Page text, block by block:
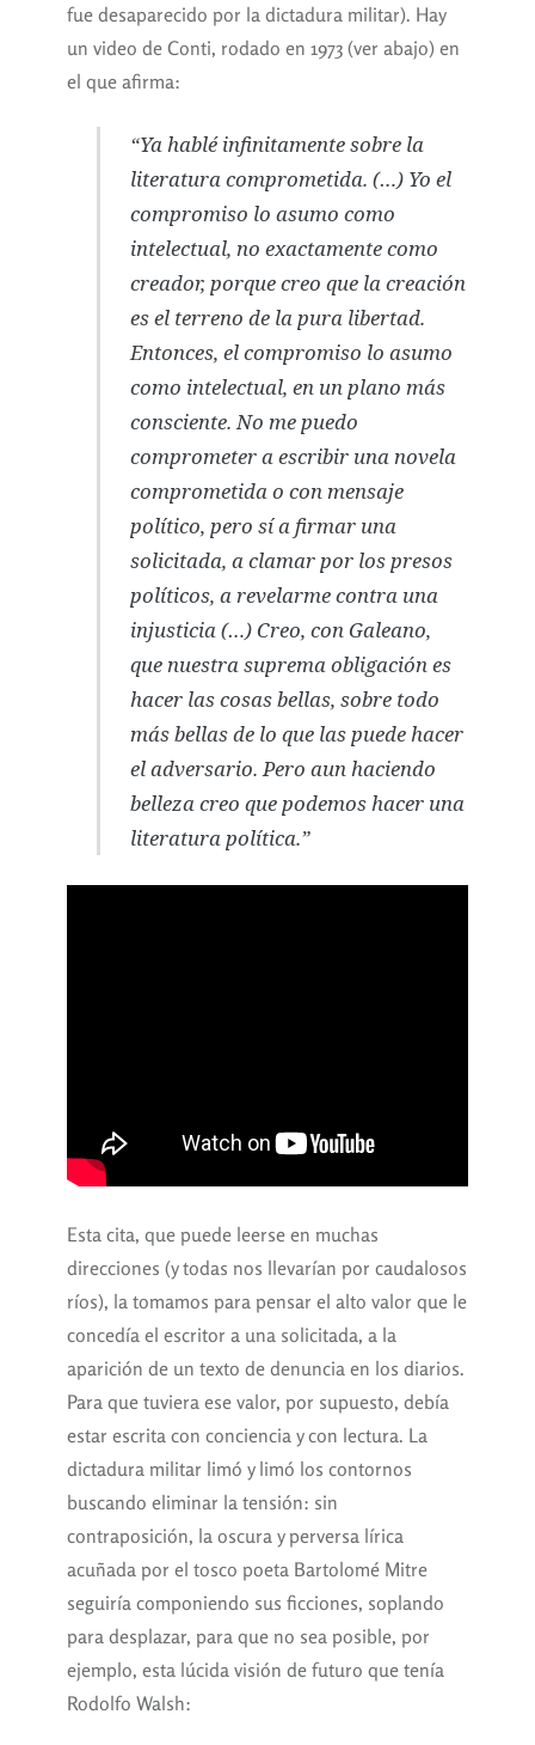
fue desaparecido por la dictadura militar). Hay
un video de Conti, rodado en 1973 (ver abajo) en
el que afirma:
“Ya hablé infinitamente sobre la
literatura comprometida. (…) Yo el
compromiso lo asumo como
intelectual, no exactamente como
creador, porque creo que la creación
es el terreno de la pura libertad.
Entonces, el compromiso lo asumo
como intelectual, en un plano más
consciente. No me puedo
comprometer a escribir una novela
comprometida o con mensaje
político, pero sí a firmar una
solicitada, a clamar por los presos
políticos, a revelarme contra una
injusticia (…) Creo, con Galeano,
que nuestra suprema obligación es
hacer las cosas bellas, sobre todo
más bellas de lo que las puede hacer
el adversario. Pero aun haciendo
belleza creo que podemos hacer una
literatura política.”
Esta cita, que puede leerse en muchas
direcciones (y todas nos llevarían por caudalosos
ríos), la tomamos para pensar el alto valor que le
concedía el escritor a una solicitada, a la
aparición de un texto de denuncia en los diarios.
Para que tuviera ese valor, por supuesto, debía
estar escrita con conciencia y con lectura. La
dictadura militar limó y limó los contornos
buscando eliminar la tensión: sin
contraposición, la oscura y perversa lírica
acuñada por el tosco poeta Bartolomé Mitre
seguiría componiendo sus ficciones, soplando
para desplazar, para que no sea posible, por
ejemplo, esta lúcida visión de futuro que tenía
Rodolfo Walsh: